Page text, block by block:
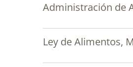
Administración de
Ley de Alimentos,